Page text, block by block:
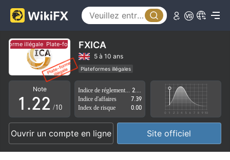
forme illégale Plate-forme illégale
FXICA
5 à 10 ans
Plateformes illégales
Licence de réglementation suspectée
Région d'affaires suspectée
Risque élevé potentiel
Note
0
1
2
3
.
0
1
2
3
4
0
1
2
3
4
/10
Indice d'affaires
7.39
Index de risque
0.00
Ouvrir un compte en ligne Site officiel